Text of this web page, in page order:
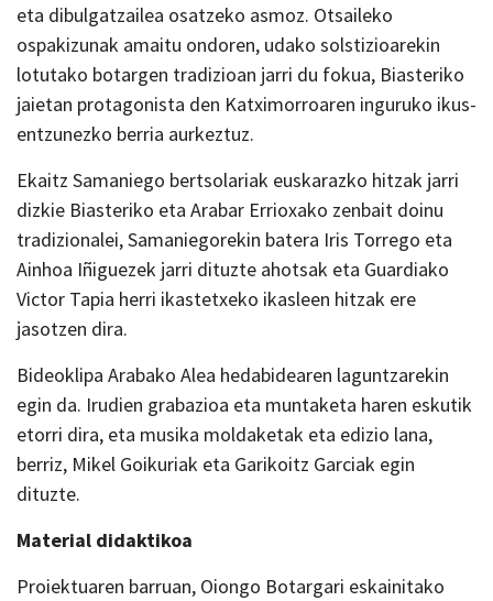
eta dibulgatzailea osatzeko asmoz. Otsaileko
ospakizunak amaitu ondoren, udako solstizioarekin
lotutako botargen tradizioan jarri du fokua, Biasteriko
jaietan protagonista den Katximorroaren inguruko ikus-
entzunezko berria aurkeztuz.
Ekaitz Samaniego bertsolariak euskarazko hitzak jarri
dizkie Biasteriko eta Arabar Errioxako zenbait doinu
tradizionalei, Samaniegorekin batera Iris Torrego eta
Ainhoa Iñiguezek jarri dituzte ahotsak eta Guardiako
Victor Tapia herri ikastetxeko ikasleen hitzak ere
jasotzen dira.
Bideoklipa Arabako Alea hedabidearen laguntzarekin
egin da. Irudien grabazioa eta muntaketa haren eskutik
etorri dira, eta musika moldaketak eta edizio lana,
berriz, Mikel Goikuriak eta Garikoitz Garciak egin
dituzte.
Material didaktikoa
Proiektuaren barruan, Oiongo Botargari eskainitako